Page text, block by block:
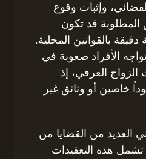
وإثبات وقوع
المطلوبة قد تكون
بالقوانين المحلية.
الأفراد صعوبة في
الزواج العرفي، إذ
خاصين أو وثائق غير
العديد من القضايا من
تشمل هذه التعقيدات